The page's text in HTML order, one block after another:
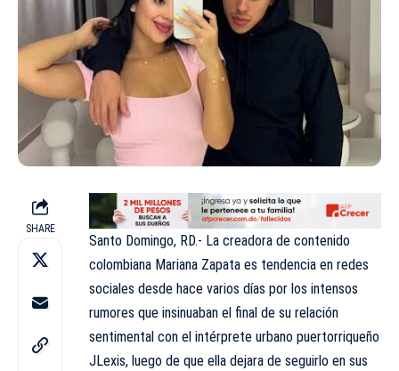
SHARE
Santo Domingo, RD.- La creadora de contenido
colombiana Mariana Zapata es tendencia en redes
sociales desde hace varios días por los intensos
rumores que insinuaban el final de su relación
sentimental con el intérprete urbano puertorriqueño
JLexis, luego de que ella dejara de seguirlo en sus